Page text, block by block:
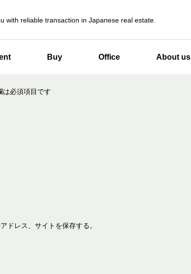
with reliable transaction in Japanese real estate.
Buy Office About us
は必須項目です
ドレス、サイトを保存する。